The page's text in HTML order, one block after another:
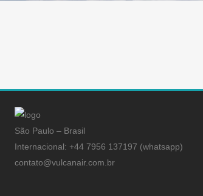
São Paulo – Brasil
Internacional: +44 7956 137197 (whatsapp)
contato@vulcanair.com.br